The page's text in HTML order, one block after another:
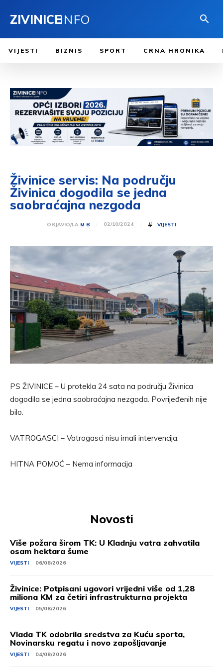
ZIVINICEINFO
VIJESTI BIZNIS SPORT CRNA HRONIKA
Živinice servis: Na području
Živinica dogodila se jedna
saobraćajna nezgoda
OBJAVIO/LA M B 02/10/2024 # VIJESTI
PS ŽIVINICE – U protekla 24 sata na području Živinica
dogodila se jedna saobraćajna nezgoda. Povrijeđenih nije
bilo.
VATROGASCI – Vatrogasci nisu imali intervencija.
HITNA POMOĆ – Nema informacija
Novosti
Više požara širom TK: U Kladnju vatra zahvatila
osam hektara šume
VIJESTI 06/08/2026
Živinice: Potpisani ugovori vrijedni više od 1,28
miliona KM za četiri infrastrukturna projekta
VIJESTI 05/08/2026
Vlada TK odobrila sredstva za Kuću sporta,
Novinarsku regatu i novo zapošljavanje
VIJESTI 04/08/2026